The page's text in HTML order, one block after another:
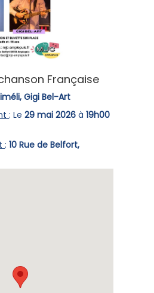
Française
Gigi Bel-Art
: Le29 mai 2026 à19h00
:10 Rue de Belfort,